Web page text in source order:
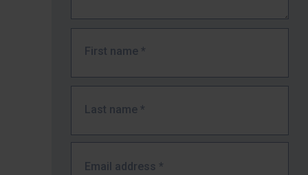
First name *
Last name *
Email address *